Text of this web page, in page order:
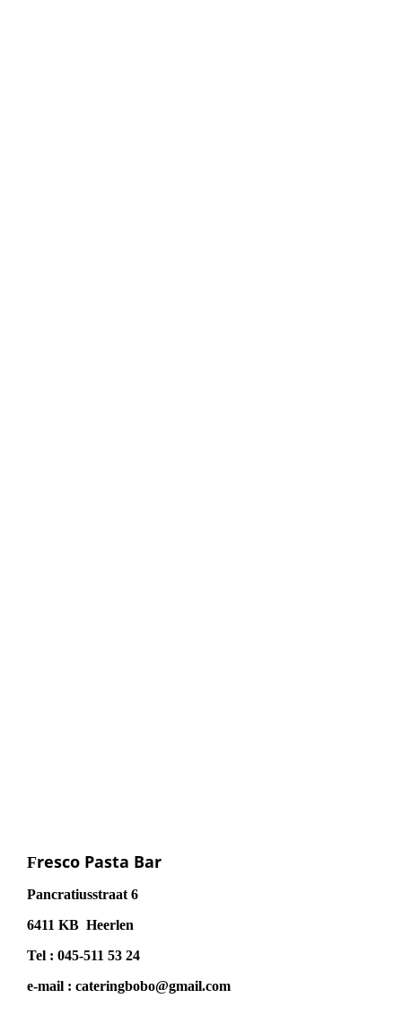
Fresco Pasta Bar
Pancratiusstraat 6
6411 KB Heerlen
Tel : 045-511 53 24
e-mail : cateringbobo@gmail.com